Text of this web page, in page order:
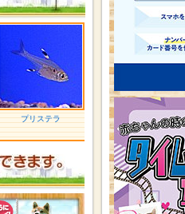
プリステラ